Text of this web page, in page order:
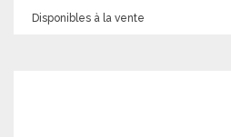
Disponibles à la vente